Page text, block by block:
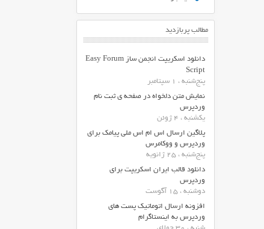
مطالب پربازدید
دانلود اسکریپت انجمن ساز Easy Forum
Script
پنج‌شنبه ، 1 سپتامبر
نمایش متن دلخواه در صفحه ی ثبت نام
وردپرس
یکشنبه ، 4 ژوئن
پلاگین ارسال اس ام اس ملی پیامک برای
وردپرس و ووکامرس
پنج‌شنبه ، 25 ژانویه
دانلود قالب ایران اسکریپت برای
وردپرس
دوشنبه ، 15 آگوست
افزونه ارسال اتوماتیک پست های
وردپرس به اینستاگرام